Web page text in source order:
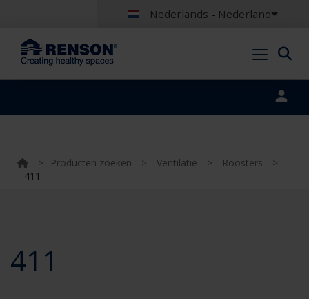
Nederlands - Nederland
> Producten zoeken > Ventilatie > Roosters
>
411
411